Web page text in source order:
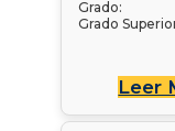
Grado:
Grado
Leer